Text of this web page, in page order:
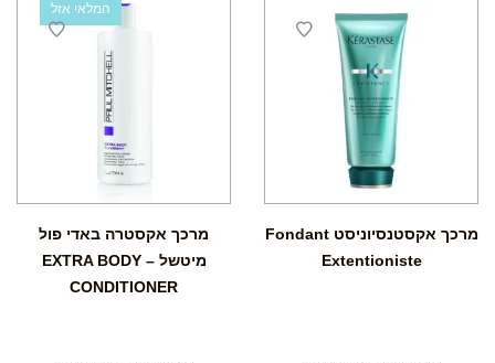
מרכך אקסטנסיוניסט Fondant
Extentioniste
המלאי אזל
מרכך אקסטרה באדי פול
מיטשל – EXTRA BODY
CONDITIONER